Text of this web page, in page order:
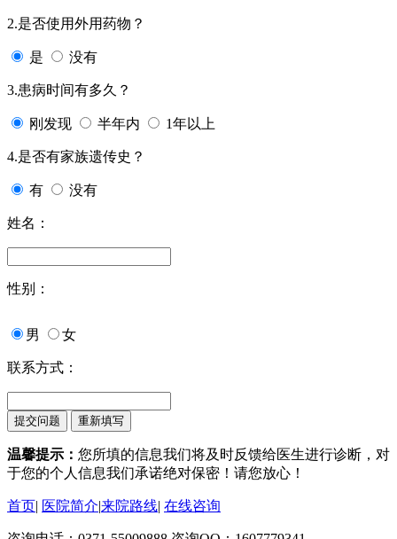
2.是否使用外用药物？
是 没有
3.患病时间有多久？
刚发现 半年内 1年以上
4.是否有家族遗传史？
有 没有
姓名：
性别：
男 女
联系方式：
温馨提示： 您所填的信息我们将及时反馈给医生进行诊断，对
于您的个人信息我们承诺绝对保密！请您放心！
首页| 医院简介|来院路线| 在线咨询